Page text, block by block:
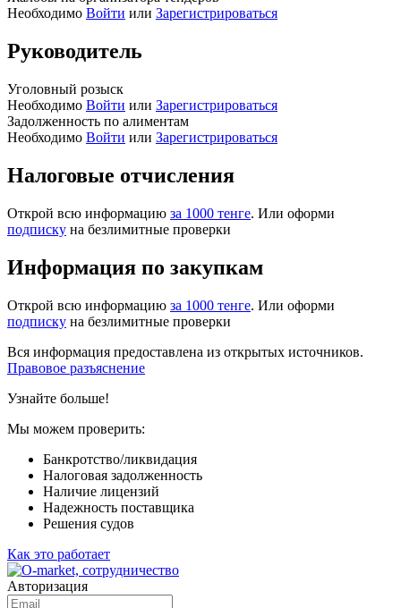
Необходимо Войти или Зарегистрироваться
Руководитель
Уголовный розыск
Необходимо Войти или Зарегистрироваться
Задолженность по алиментам
Необходимо Войти или Зарегистрироваться
Налоговые отчисления
Открой всю информацию за 1000 тенге. Или оформи
подписку на безлимитные проверки
Информация по закупкам
Открой всю информацию за 1000 тенге. Или оформи
подписку на безлимитные проверки
Вся информация предоставлена из открытых источников.
Правовое разъяснение
Узнайте больше!
Мы можем проверить:
Банкротство/ликвидация
Налоговая задолженность
Наличие лицензий
Надежность поставщика
Решения судов
Как это работает
Авторизация